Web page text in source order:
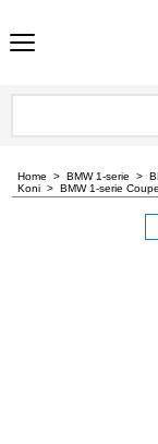
Home > BMW 1-serie >
Koni > BMW 1-serie